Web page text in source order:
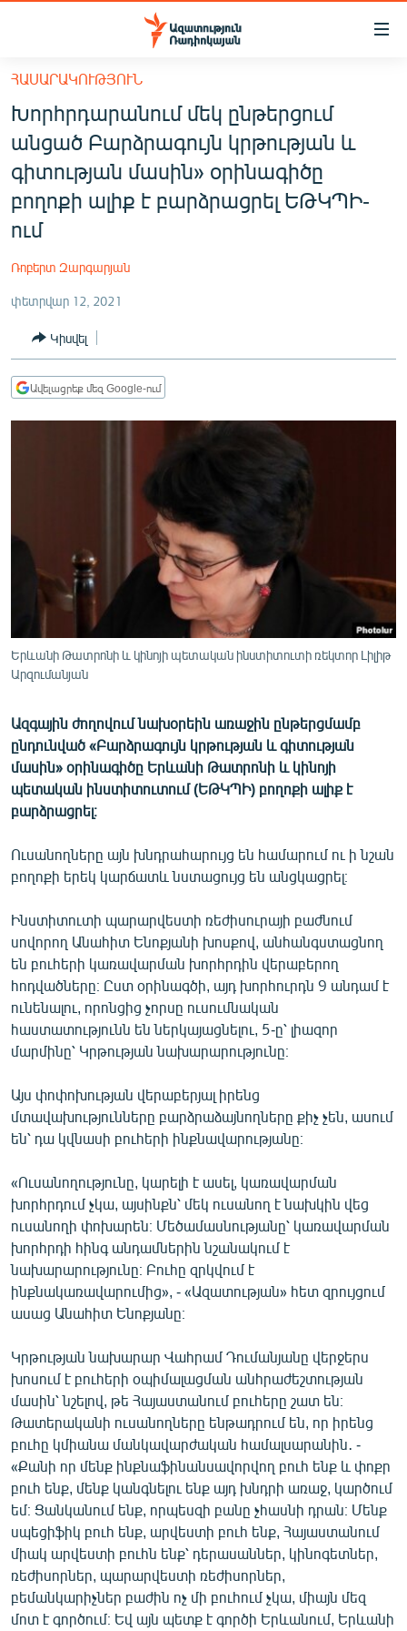
Մատչելիության
հիմնական
բովանդակությանը
Անցնել
հիմնական
մենյուին
Որոնում
ՀԱՅԱՍՏԱՆ
ՔԱՂԱՔԱԿԱՆ
ԸՆՏՐՈՒԹՅՈՒՆՆԵՐ 2026
ԻՐԱՎՈՒՆՔ
ՀԱՍԱՐԱԿՈՒԹՅՈՒՆ
ՊԱՏԵՐԱԶՄԻ 6 ՇԱԲԱԹՆԵՐԸ
ՏԱՐԱԾԱՇՐՋԱՆ
ՄԻՋԱԶԳԱՅԻՆ
ՄԵԿՆԱԲԱՆՈՒԹՅՈՒՆ
ՏՏ ԵՒ ԻՆՏԵՐՆԵՏ
ԿՈՐՈՆԱՎԻՐՈՒՍ
ՏԵՍԱՆՅՈՒԹԵՐ
ԲԱՆԱՎԵՃ
ՁԳՏԵԼՈՎ ԼԱՎԱԳՈՒՅՆԻՆ
ՓՈԴՔԱՍԹ
Հայերեն
Русский
ՀԵՏԵՎԵՔ ՄԵԶ
«Ազատության» բոլոր կայքերը
ՀԱՍԱՐԱԿՈՒԹՅՈՒՆ
Խորհրդարանում մեկ ընթերցում
անցած Բարձրագույն կրթության և
գիտության մասին» օրինագիծը
բողոքի ալիք է բարձրացրել ԵԹԿՊԻ-
ում
Ռոբերտ Զարգարյան
փետրվար 12, 2021
Կիսվել
Ավելացրեք մեզ Google-ում
Երևանի Թատրոնի և կինոյի պետական ինստիտուտի ռեկտոր Լիլիթ
Արզումանյան
Ազգային ժողովում նախօրեին առաջին ընթերցմամբ
ընդունված «Բարձրագույն կրթության և գիտության
մասին» օրինագիծը Երևանի Թատրոնի և կինոյի
պետական ինստիտուտում (ԵԹԿՊԻ) բողոքի ալիք է
բարձրացրել։
Ուսանողները այն խնդրահարույց են համարում ու ի նշան
բողոքի երեկ կարճատև նստացույց են անցկացրել։
Ինստիտուտի պարարվեստի ռեժիսուրայի բաժնում
սովորող Անահիտ Ենոքյանի խոսքով, անհանգստացնող
են բուհերի կառավարման խորհրդին վերաբերող
հոդվածները։ Ըստ օրինագծի, այդ խորհուրդն 9 անդամ է
ունենալու, որոնցից չորսը ուսումնական
հաստատությունն են ներկայացնելու, 5-ը՝ լիազոր
մարմինը՝ Կրթության նախարարությունը։
Այս փոփոխության վերաբերյալ իրենց
մտավախությունները բարձրաձայնողները քիչ չեն, ասում
են՝ դա կվնասի բուհերի ինքնավարությանը։
«Ուսանողությունը, կարելի է ասել, կառավարման
խորհրդում չկա, այսինքն՝ մեկ ուսանող է նախկին վեց
ուսանողի փոխարեն։ Մեծամասնությանը՝ կառավարման
խորհրդի հինգ անդամներին նշանակում է
նախարարությունը։ Բուհը զրկվում է
ինքնակառավարումից», - «Ազատության» հետ զրույցում
ասաց Անահիտ Ենոքյանը։
Կրթության նախարար Վահրամ Դումանյանը վերջերս
խոսում է բուհերի օպիմալացման անհրաժեշտության
մասին՝ նշելով, թե Հայաստանում բուհերը շատ են։
Թատերականի ուսանողները ենթադրում են, որ իրենց
բուհը կմիանա մանկավարժական համալսարանին․ -
«Քանի որ մենք ինքնաֆինանսավորվող բուհ ենք և փոքր
բուհ ենք, մենք կանգնելու ենք այդ խնդրի առաջ, կարծում
եմ։ Ցանկանում ենք, որպեսզի բանը չհասնի դրան։ Մենք
սպեցիֆիկ բուհ ենք, արվեստի բուհ ենք, Հայաստանում
միակ արվեստի բուհն ենք՝ դերասաններ, կինոգետներ,
ռեժիսորներ, պարարվեստի ռեժիսորներ,
բեմանկարիչներ բաժին ոչ մի բուհում չկա, միայն մեզ
մոտ է գործում։ Եվ այն պետք է գործի Երևանում, Երևանի